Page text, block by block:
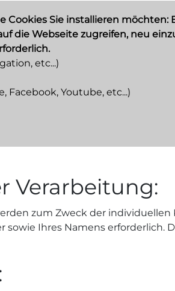
Cookies Sie installieren
die Webseite zugreifen, neu
etc...)
Facebook, Youtube, etc...)
Verarbeitung:
zum Zweck der
sowie Ihres Namens